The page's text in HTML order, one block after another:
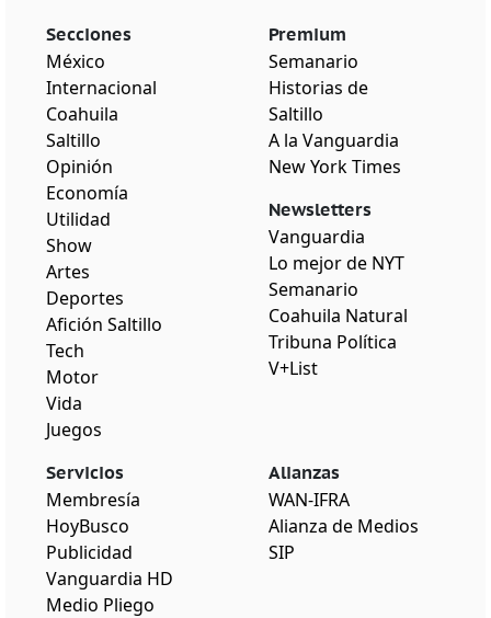
Secciones
México
Internacional
Coahuila
Saltillo
Opinión
Economía
Utilidad
Show
Artes
Deportes
Afición Saltillo
Tech
Motor
Vida
Juegos
Premium
Semanario
Historias de
Saltillo
A la Vanguardia
New York Times
Newsletters
Vanguardia
Lo mejor de NYT
Semanario
Coahuila Natural
Tribuna Política
V+List
Servicios
Membresía
HoyBusco
Publicidad
Vanguardia HD
Medio Pliego
Alianzas
WAN-IFRA
Alianza de Medios
SIP